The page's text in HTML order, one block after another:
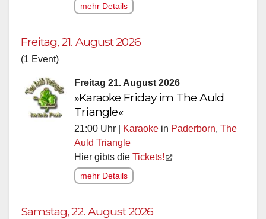
mehr Details
Freitag, 21. August 2026
(1 Event)
Freitag 21. August 2026
»Karaoke Friday im The Auld
Triangle«
21:00 Uhr | Karaoke in Paderborn, The
Auld Triangle
Hier gibts die Tickets!
mehr Details
Samstag, 22. August 2026